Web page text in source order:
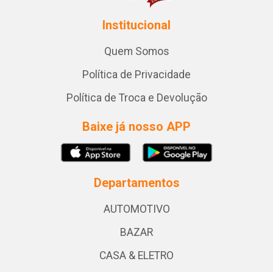
Institucional
Quem Somos
Política de Privacidade
Política de Troca e Devolução
Baixe já nosso APP
Departamentos
AUTOMOTIVO
BAZAR
CASA & ELETRO